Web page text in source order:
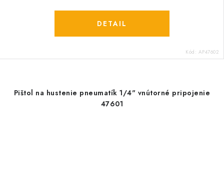
DETAIL
Kód: AP47602
Pištol na hustenie pneumatík 1/4" vnútorné pripojenie
47601